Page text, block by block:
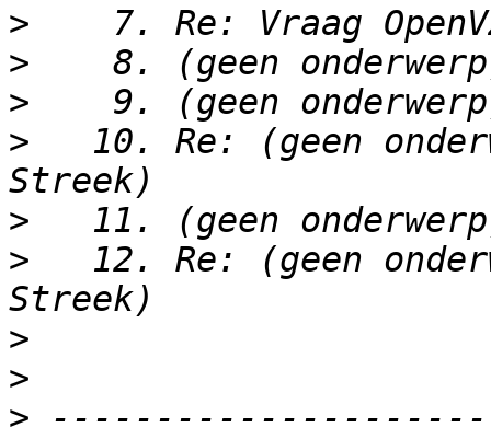
>
>
>
>
10. Re: (geen
>
>
12. Re: (geen
>
>
>